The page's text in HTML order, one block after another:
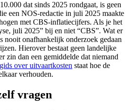
dat sinds 2025 rondgaat, is geen
een NOS-redactie in juli 2025 maakte
met CBS-inflatiecijfers. Als je het
juli 2025” bij en niet “CBS”. Wat er
nooit onafhankelijk onderzoek gedaan
Hierover bestaat geen landelijke
zin dan een gemiddelde dat niemand
over uitvaartkosten staat hoe de
verhouden.
vragen